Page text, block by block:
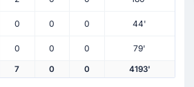
0 0 0 44'
0 0 0 79'
7 0 0 4193'